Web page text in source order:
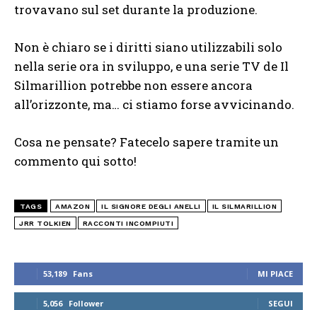
53,189 Fans MI PIACE
5,056 Follower SEGUI
trovavano sul set durante la produzione.
Non è chiaro se i diritti siano utilizzabili solo
nella serie ora in sviluppo, e una serie TV de Il
Silmarillion potrebbe non essere ancora
all’orizzonte, ma… ci stiamo forse avvicinando.
Cosa ne pensate? Fatecelo sapere tramite un
commento qui sotto!
TAGS AMAZON IL SIGNORE DEGLI ANELLI IL SILMARILLION
JRR TOLKIEN RACCONTI INCOMPIUTI